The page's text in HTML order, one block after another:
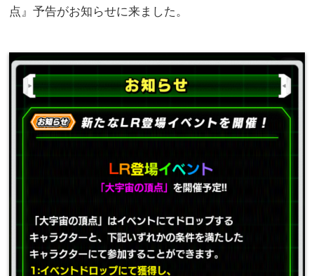
点』予告がお知らせに来ました。